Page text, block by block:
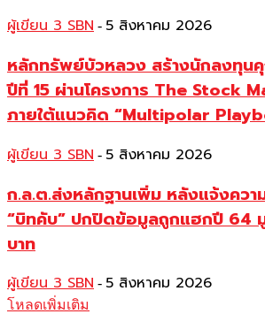
ผู้เขียน 3 SBN - 5 สิงหาคม 2026
หลักทรัพย์บัวหลวง สร้างนักลงทุ
ปีที่ 15 ผ่านโครงการ The Stock
ภายใต้แนวคิด “Multipolar
ผู้เขียน 3 SBN - 5 สิงหาคม 2026
ก.ล.ต.ส่งหลักฐานเพิ่ม หลังแจ้งควา
“บิทคับ” ปกปิดข้อมูลถูกแฮกปี 64
บาท
ผู้เขียน 3 SBN - 5 สิงหาคม 2026
โหลดเพิ่มเติม